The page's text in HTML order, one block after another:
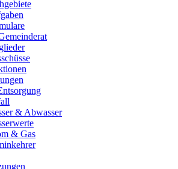
& Abwasser
& Gas